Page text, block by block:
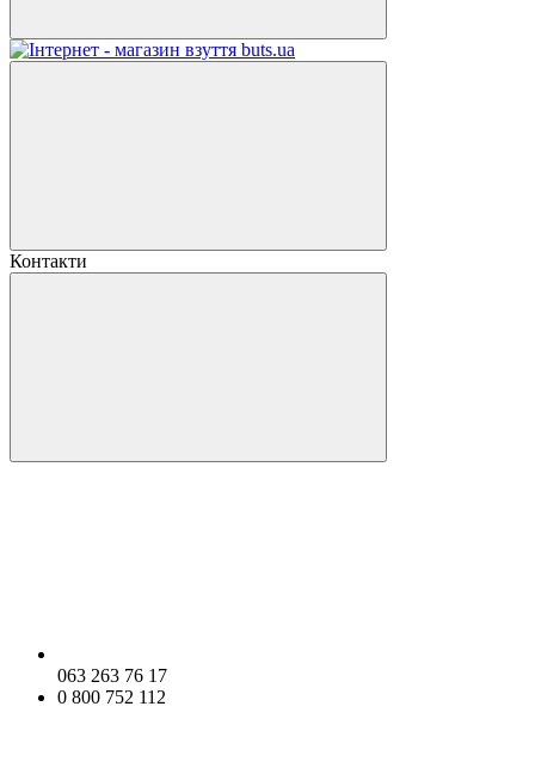
Контакти
063 263 76 17
0 800 752 112